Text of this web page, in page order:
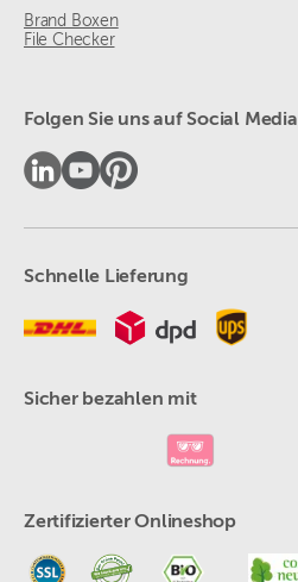
Brand Boxen
File Checker
Folgen Sie uns auf Social Media
Schnelle Lieferung
Sicher bezahlen mit
Zertifizierter Onlineshop